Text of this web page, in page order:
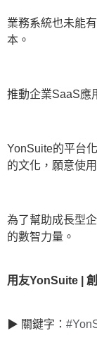
業務系統也未能
本。
推動企業SaaS應
YonSuite的平台
的文化，願意使
為了幫助成長型
的數智力量。
用友YonSuite |
▶ 關鍵字：